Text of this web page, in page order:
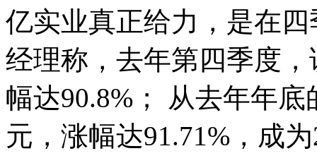
亿实业真正给力，是在
经理称，去年第四季度
幅达90.8%； 从去年年
元，涨幅达91.71%，成